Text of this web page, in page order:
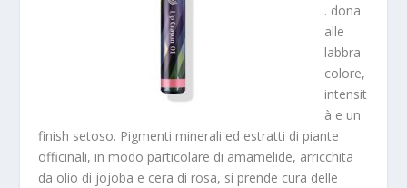
. dona
alle
labbra
colore,
intensit
à e un
finish setoso. Pigmenti minerali ed estratti di piante
officinali, in modo particolare di amamelide, arricchita
da olio di jojoba e cera di rosa, si prende cura delle